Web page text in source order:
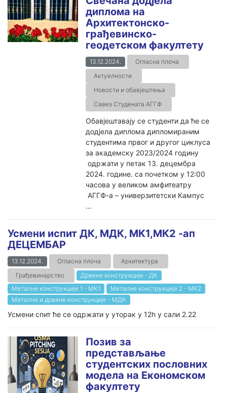
диплома на
Архитектонско-
грађевинско-
геодетском факултету
13.12.2024.
Огласна плоча
Актуелности
Новости и обавјештења
Савез Студената АГГФ
Обавјештавају се студенти да ће се
додјела диплома дипломираним
студентима првог и другог циклуса
за академску 2023/2024 годину
одржати у петак 13. децембра
2024. године. са почетком у 12:00
часова у великом амфитеатру
АГГФ-а – универзитетски Кампус
...
Усмени испит ДК, МДК, МК1,МК2 -ап
ДЕЦЕМБАР
13.12.2024. Огласна плоча
Архитектура
Грађевинарство
Дрвене конструкције - ДК
Металне конструкције 1 - МК1
Металне конструкције 2 - МК2
Металне и дрвене конструкције - МДК
Усмени спит ће се одржати у уторак у 12h у сали 2.22
Позив за
представљање
студентских пословних
модела на Економском
факултету